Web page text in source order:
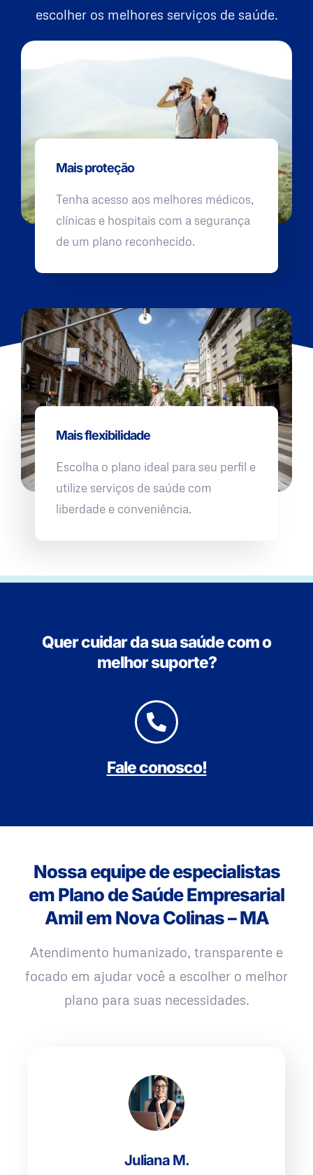
escolher os melhores serviços de saúde.
Mais proteção
Tenha acesso aos melhores médicos,
clínicas e hospitais com a segurança
de um plano reconhecido.
Mais flexibilidade
Escolha o plano ideal para seu perfil e
utilize serviços de saúde com
liberdade e conveniência.
Quer cuidar da sua saúde com o
melhor suporte?
Fale conosco!
Nossa equipe de especialistas
em Plano de Saúde Empresarial
Amil em Nova Colinas – MA
Atendimento humanizado, transparente e
focado em ajudar você a escolher o melhor
plano para suas necessidades.
Juliana M.